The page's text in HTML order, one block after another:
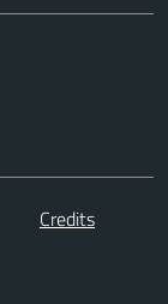
Credits